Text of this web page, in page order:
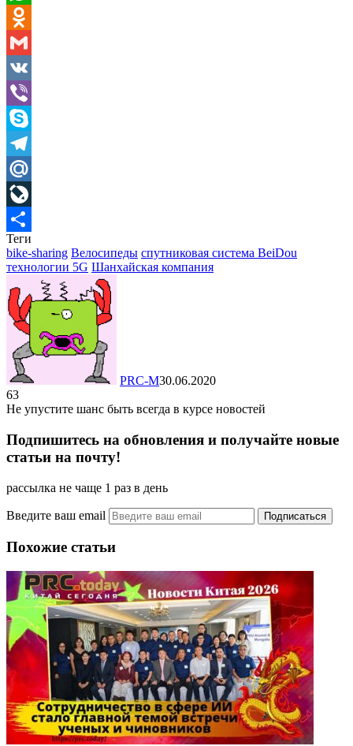
WhatsApp
Odnoklassniki
Gmail
VK
Viber
Skype
Telegram
Mail.Ru
LiveJournal
Отправить
Теги
bike-sharing Велосипеды спутниковая система BeiDou
технологии 5G Шанхайская компания
PRC-M30.06.2020
63
Не упустите шанс быть всегда в курсе новостей
Подпишитесь на обновления и получайте новые
статьи на почту!
рассылка не чаще 1 раз в день
Введите ваш email
Похожие статьи